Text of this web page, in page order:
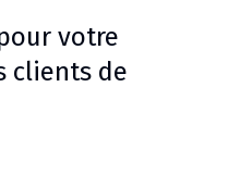
votre
clients de